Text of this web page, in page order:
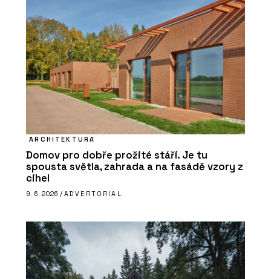
ARCHITEKTURA
Domov pro dobře prožité stáří. Je tu
spousta světla, zahrada a na fasádě vzory z
cihel
9. 6. 2026 / ADVERTORIAL